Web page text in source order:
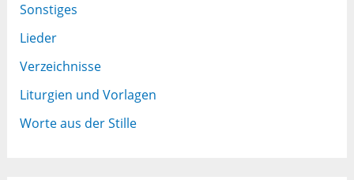
Sonstiges
Lieder
Verzeichnisse
Liturgien und Vorlagen
Worte aus der Stille